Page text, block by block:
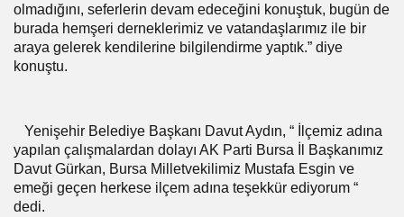
olmadığını, seferlerin devam edeceğini konuştuk, bugün de
burada hemşeri derneklerimiz ve vatandaşlarımız ile bir
araya gelerek kendilerine bilgilendirme yaptık.” diye
konuştu.
Yenişehir Belediye Başkanı Davut Aydın, “ İlçemiz adına
yapılan çalışmalardan dolayı AK Parti Bursa İl Başkanımız
Davut Gürkan, Bursa Milletvekilimiz Mustafa Esgin ve
emeği geçen herkese ilçem adına teşekkür ediyorum “
dedi.